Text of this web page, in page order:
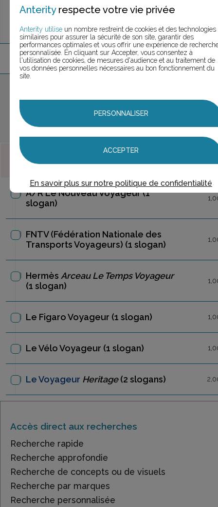
marquestrouvées
AJOUTER AU PANIER
(le chiffre entre parenthèses est le nombre de
A/R Le Nouveau Voyageur(1
slogan)
FNTV (Fédération Nationale des
Transports Voyageurs) (1 slogan)
Hermès Arceau Le Temps Voyageur
(1 slogan)
Le Figaro Voyageur (1 slogan)
Le Vélo Voyageur (1 slogan)
Le Voyageur Heritage(2 slogans)
Accès direct aux recherches
Recherche rapide
Recherche approfondie
Recherche de concepts ou de visuels
Recherche par marques
Recherche personnalisée
Anterityrespecte votre vie privée
Anterity utilise un nombre restreint de cookies et des technologies
similaires pour assurer la sécurité de son site, garantir des
performances optimales et vous offrir une expérience de
personnalisée. En cliquant sur Accepter, vous consentez à
l'utilisation de cookies, de mesures d'audience et au traitement de
vos données personnelles nécessaires au bon fonctionnement du
site.
PERSONNALISER
ACCEPTER
En savoir plus sur notre politique de confidentialité